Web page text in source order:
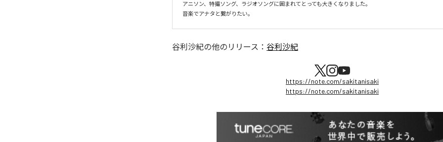
アニソン、特撮ソング、ラジオソングに囲まれてとっても大きくなりました。
音楽でアナタと繋がりたい。
谷利沙紀の他のリリース： 谷利沙紀
https://note.com/sakitanisaki
https://note.com/sakitanisaki